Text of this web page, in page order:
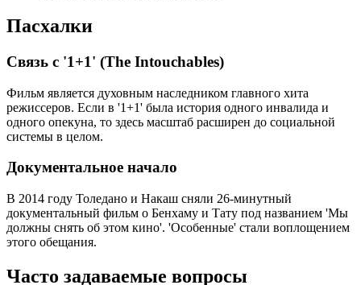
Пасхалки
Связь с '1+1' (The Intouchables)
Фильм является духовным наследником главного хита
режиссеров. Если в '1+1' была история одного инвалида и
одного опекуна, то здесь масштаб расширен до социальной
системы в целом.
Документальное начало
В 2014 году Толедано и Накаш сняли 26-минутный
документальный фильм о Бенхаму и Тату под названием 'Мы
должны снять об этом кино'. 'Особенные' стали воплощением
этого обещания.
Часто задаваемые вопросы